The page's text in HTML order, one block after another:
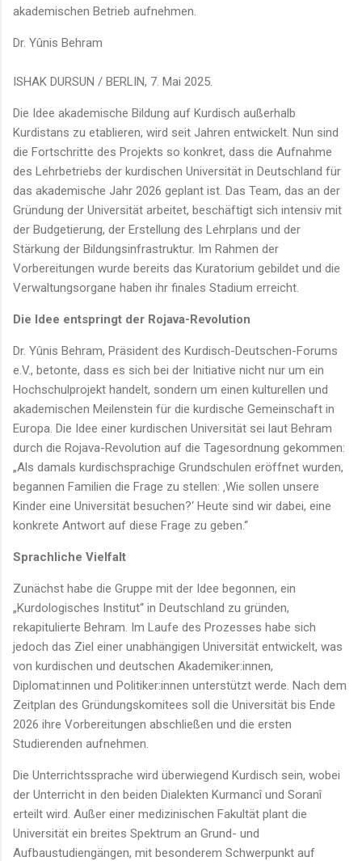
akademischen Betrieb aufnehmen.
Dr. Yûnis Behram
ISHAK DURSUN / BERLIN, 7. Mai 2025.
Die Idee akademische Bildung auf Kurdisch außerhalb
Kurdistans zu etablieren, wird seit Jahren entwickelt. Nun sind
die Fortschritte des Projekts so konkret, dass die Aufnahme
des Lehrbetriebs der kurdischen Universität in Deutschland für
das akademische Jahr 2026 geplant ist. Das Team, das an der
Gründung der Universität arbeitet, beschäftigt sich intensiv mit
der Budgetierung, der Erstellung des Lehrplans und der
Stärkung der Bildungsinfrastruktur. Im Rahmen der
Vorbereitungen wurde bereits das Kuratorium gebildet und die
Verwaltungsorgane haben ihr finales Stadium erreicht.
Die Idee entspringt der Rojava-Revolution
Dr. Yûnis Behram, Präsident des Kurdisch-Deutschen-Forums
e.V., betonte, dass es sich bei der Initiative nicht nur um ein
Hochschulprojekt handelt, sondern um einen kulturellen und
akademischen Meilenstein für die kurdische Gemeinschaft in
Europa. Die Idee einer kurdischen Universität sei laut Behram
durch die Rojava-Revolution auf die Tagesordnung gekommen:
„Als damals kurdischsprachige Grundschulen eröffnet wurden,
begannen Familien die Frage zu stellen: ‚Wie sollen unsere
Kinder eine Universität besuchen?‘ Heute sind wir dabei, eine
konkrete Antwort auf diese Frage zu geben.“
Sprachliche Vielfalt
Zunächst habe die Gruppe mit der Idee begonnen, ein
„Kurdologisches Institut“ in Deutschland zu gründen,
rekapitulierte Behram. Im Laufe des Prozesses habe sich
jedoch das Ziel einer unabhängigen Universität entwickelt, was
von kurdischen und deutschen Akademiker:innen,
Diplomat:innen und Politiker:innen unterstützt werde. Nach dem
Zeitplan des Gründungskomitees soll die Universität bis Ende
2026 ihre Vorbereitungen abschließen und die ersten
Studierenden aufnehmen.
Die Unterrichtssprache wird überwiegend Kurdisch sein, wobei
der Unterricht in den beiden Dialekten Kurmancî und Soranî
erteilt wird. Außer einer medizinischen Fakultät plant die
Universität ein breites Spektrum an Grund- und
Aufbaustudiengängen, mit besonderem Schwerpunkt auf